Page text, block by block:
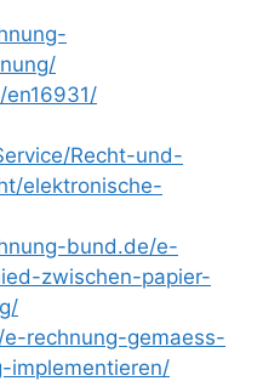
Recht-und-
elektronische-
bund.de/e-
zwischen-papier-
rechnung-gemaess-
implementieren/